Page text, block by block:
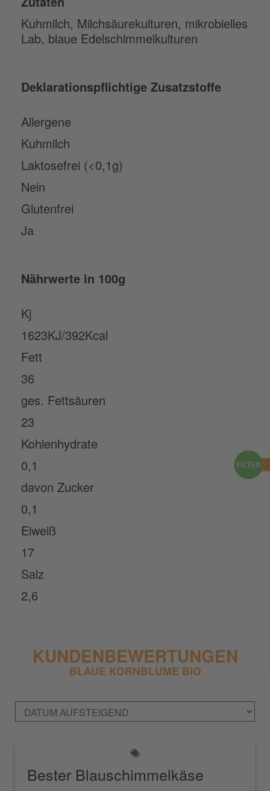
Kuhmilch, Milchsäurekulturen, mikrobielles
Lab, blaue Edelschimmelkulturen
Deklarationspflichtige Zusatzstoffe
Allergene
Kuhmilch
Laktosefrei (<0,1g)
Nein
Glutenfrei
Ja
Nährwerte in 100g
Kj
1623KJ/392Kcal
Fett
36
ges. Fettsäuren
23
Kohlenhydrate
0,1
davon Zucker
0,1
Eiweiß
17
Salz
2,6
KUNDENBEWERTUNGEN
BLAUE KORNBLUME BIO
Bester Blauschimmelkäse